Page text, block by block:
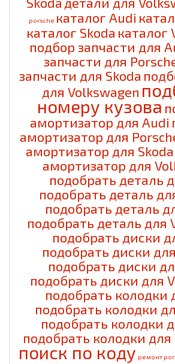
porsche каталог Audi
каталог Skoda каталог
подбор запчасти для
запчасти для
запчасти для Skoda
для Volkswagen
номеру кузова
амортизатор для Audi
амортизатор для
амортизатор для Skoda
амортизатор для
подобрать деталь
подобрать деталь
подобрать деталь
подобрать деталь для
подобрать диски
подобрать диски
подобрать диски
подобрать диски для
подобрать колодки
подобрать колодки
подобрать колодки
подобрать колодки для
поиск по коду ремонт